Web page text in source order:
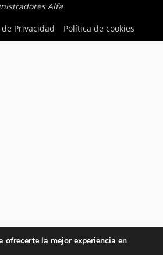
Alfa
Privacidad Política de cookies
ofrecerte la mejor experiencia en